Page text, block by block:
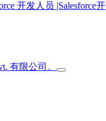
开发人员 |Salesforce开
有限公司。